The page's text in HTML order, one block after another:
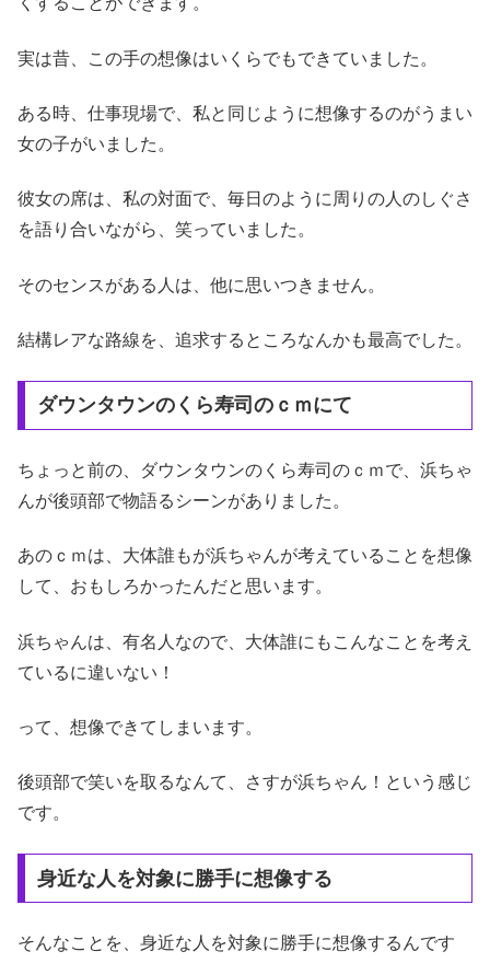
実は昔、この手の想像はいくらでもできていました。
ある時、仕事現場で、私と同じように想像するのがうまい
女の子がいました。
彼女の席は、私の対面で、毎日のように周りの人のしぐさ
を語り合いながら、笑っていました。
そのセンスがある人は、他に思いつきません。
結構レアな路線を、追求するところなんかも最高でした。
ダウンタウンのくら寿司のｃｍにて
ちょっと前の、ダウンタウンのくら寿司のｃｍで、浜ちゃ
んが後頭部で物語るシーンがありました。
あのｃｍは、大体誰もが浜ちゃんが考えていることを想像
して、おもしろかったんだと思います。
浜ちゃんは、有名人なので、大体誰にもこんなことを考え
ているに違いない！
って、想像できてしまいます。
後頭部で笑いを取るなんて、さすが浜ちゃん！という感じ
です。
身近な人を対象に勝手に想像する
そんなことを、身近な人を対象に勝手に想像するんです